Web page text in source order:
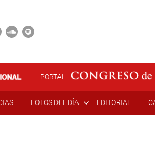
PORTAL
FOTOS DEL DÍA EDITORIAL